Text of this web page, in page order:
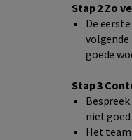
Stap 2 Zo
De
goede
Stap 3
niet
Het